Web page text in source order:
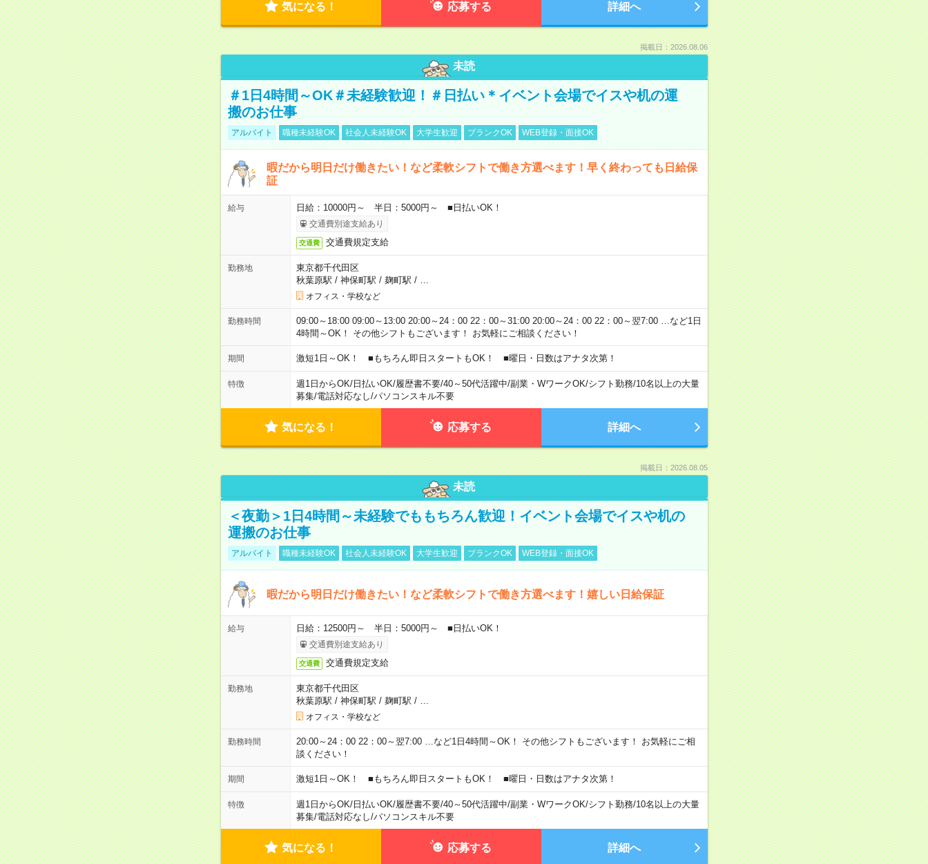
気になる！ 応募する 詳細へ
掲載日：2026.08.06
未読
＃1日4時間～OK＃未経験歓迎！＃日払い＊イベント会場でイスや机の運
搬のお仕事
アルバイト 職種未経験OK 社会人未経験OK 大学生歓迎 ブランクOK WEB登録・面接OK
暇だから明日だけ働きたい！など柔軟シフトで働き方選べます！早く終わっても日給保
証
給与 日給：10000円～ 半日：5000円～ ■日払いOK！
交通費別途支給あり
交通費 交通費規定支給
勤務地
東京都千代田区
秋葉原駅 / 神保町駅 / 麹町駅 / …
オフィス・学校など
勤務時間
09:00～18:00 09:00～13:00 20:00～24：00 22：00～31:00 20:00～24：00 22：00～翌7:00 …など1日
4時間～OK！ その他シフトもございます！ お気軽にご相談ください！
期間 激短1日～OK！ ■もちろん即日スタートもOK！ ■曜日・日数はアナタ次第！
特徴 週1日からOK/日払いOK/履歴書不要/40～50代活躍中/副業・WワークOK/シフト勤務/10名以上の大量
募集/電話対応なし/パソコンスキル不要
気になる！ 応募する 詳細へ
掲載日：2026.08.05
未読
＜夜勤＞1日4時間～未経験でももちろん歓迎！イベント会場でイスや机の
運搬のお仕事
アルバイト 職種未経験OK 社会人未経験OK 大学生歓迎 ブランクOK WEB登録・面接OK
暇だから明日だけ働きたい！など柔軟シフトで働き方選べます！嬉しい日給保証
給与 日給：12500円～ 半日：5000円～ ■日払いOK！
交通費別途支給あり
交通費 交通費規定支給
勤務地
東京都千代田区
秋葉原駅 / 神保町駅 / 麹町駅 / …
オフィス・学校など
勤務時間
20:00～24：00 22：00～翌7:00 …など1日4時間～OK！ その他シフトもございます！ お気軽にご相
談ください！
期間 激短1日～OK！ ■もちろん即日スタートもOK！ ■曜日・日数はアナタ次第！
特徴 週1日からOK/日払いOK/履歴書不要/40～50代活躍中/副業・WワークOK/シフト勤務/10名以上の大量
募集/電話対応なし/パソコンスキル不要
気になる！ 応募する 詳細へ